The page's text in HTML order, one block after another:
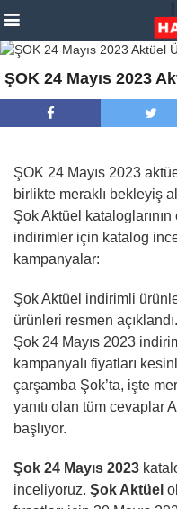
ŞOK 24 Mayıs 2023
ŞOK 24 Mayıs 2023
birlikte meraklı bekleyiş
Şok Aktüel
indirimler için katalog
kampanyalar:
Şok Aktüel indirimli
ürünleri resmen
Şok 24 Mayıs 2023
kampanyalı fiyatları
çarşamba Şok’ta, işte
yanıtı olan tüm cevaplar
başlıyor.
Şok 24 Mayıs 2023
inceliyoruz. Şok Aktüel